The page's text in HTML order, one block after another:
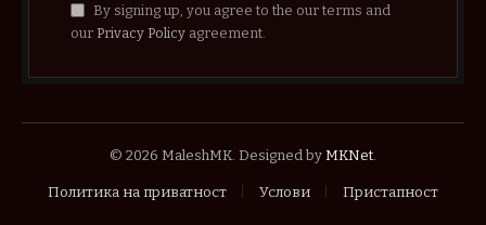
By signing up, you agree to the our terms and
our Privacy Policyagreement.
© 2026 MaleshMK. Designed by MKNet
Политика на приватност Услови Пристапност